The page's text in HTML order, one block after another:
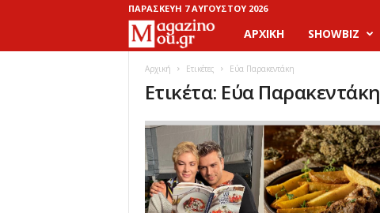
ΠΑΡΑΣΚΕΥΉ 7 ΑΥΓΟΎΣΤΟΥ 2026
a
g
z
i
ΑΡΧΙΚΉ SHOWBIZ
Αρχική Ετικέτες Εύα Παρακεντάκη
Ετικέτα: Εύα Παρακεντάκη